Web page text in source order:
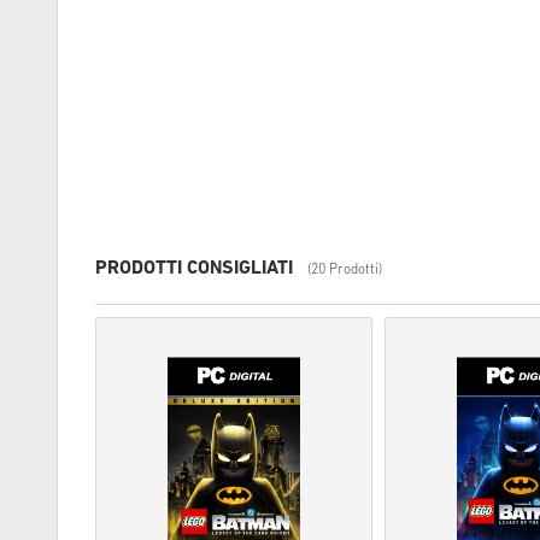
PRODOTTI CONSIGLIATI (20 Prodotti)